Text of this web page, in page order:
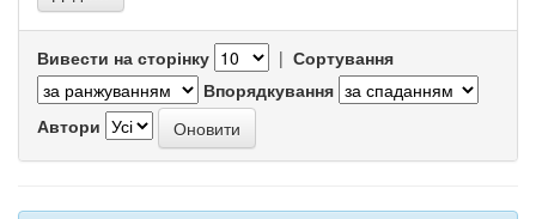
Вивести на сторінку | Сортування
Впорядкування
Автори